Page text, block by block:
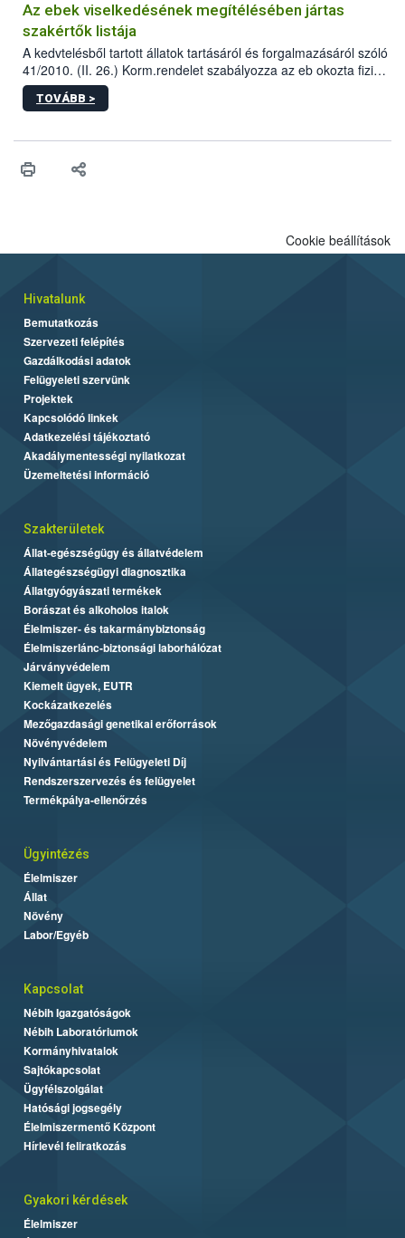
Az ebek viselkedésének megítélésében jártas
szakértők listája
A kedvtelésből tartott állatok tartásáról és forgalmazásáról szóló
41/2010. (II. 26.) Korm.rendelet szabályozza az eb okozta fizikai
sérülés, illetve ennek veszélye keletkezésekor felmerülő
hatósági feladatokat, valamint a veszélyes eb tartását és annak
vonni az ebek viselkedésének megítélésében jártas szakértőt.
TOVÁBB >
Cookie beállítások
Hivatalunk
Bemutatkozás
Szervezeti felépítés
Gazdálkodási adatok
Felügyeleti szervünk
Projektek
Kapcsolódó linkek
Adatkezelési tájékoztató
Akadálymentességi nyilatkozat
Üzemeltetési információ
Szakterületek
Állat-egészségügy és állatvédelem
Állategészségügyi diagnosztika
Állatgyógyászati termékek
Borászat és alkoholos italok
Élelmiszer- és takarmánybiztonság
Élelmiszerlánc-biztonsági laborhálózat
Járványvédelem
Kiemelt ügyek, EUTR
Kockázatkezelés
Mezőgazdasági genetikai erőforrások
Növényvédelem
Nyilvántartási és Felügyeleti Díj
Rendszerszervezés és felügyelet
Termékpálya-ellenőrzés
Ügyintézés
Élelmiszer
Állat
Növény
Labor/Egyéb
Kapcsolat
Nébih Igazgatóságok
Nébih Laboratóriumok
Kormányhivatalok
Sajtókapcsolat
Ügyfélszolgálat
Hatósági jogsegély
Élelmiszermentő Központ
Hírlevél feliratkozás
Gyakori kérdések
Élelmiszer